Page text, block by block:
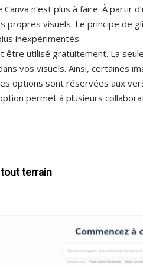
n’est plus à faire. À partir
propres visuels. Le principe de
inexpérimentés.
être utilisé gratuitement. La
vos visuels. Ainsi, certaines
options sont réservées aux
permet à plusieurs
terrain